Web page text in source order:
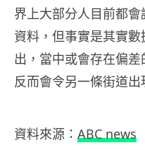
界上大部分人目前都
資料，但事實是其實
出，當中或會存在偏
反而會令另一條街道出
資料來源： ABC news